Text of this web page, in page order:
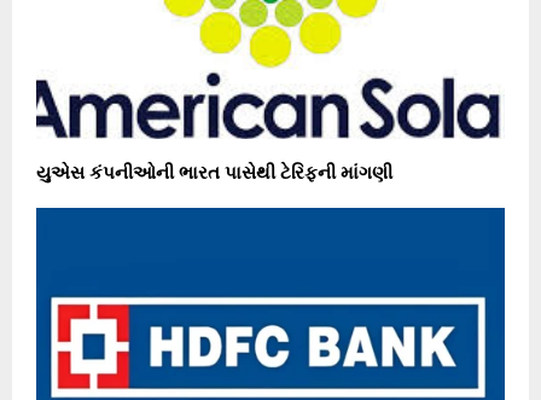
યુએસ કંપનીઓની ભારત પાસેથી ટેરિફની માંગણી